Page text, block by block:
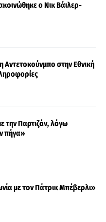
ο Νικ Βάιλερ-
Αντετοκούνμπο στην Εθνική
την Παρτιζάν, λόγω
πήγα»
με τον Πάτρικ Μπέβερλι»